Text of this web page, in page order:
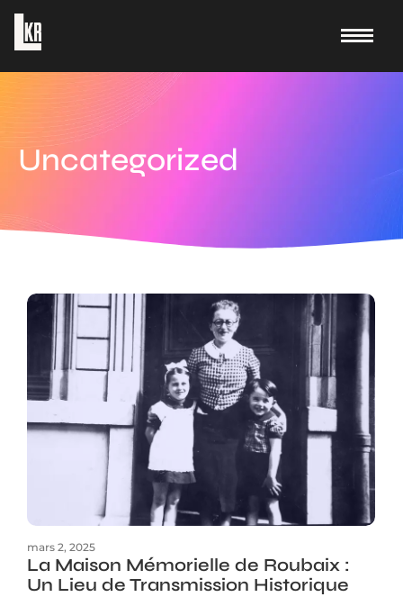
Uncategorized
mars 2, 2025
La Maison Mémorielle de Roubaix :
Un Lieu de Transmission Historique